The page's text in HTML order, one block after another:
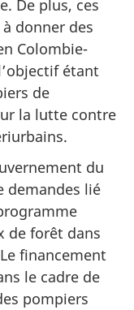
De plus, ces
donner des
Colombie-
étant
de
la lutte contre
du
demandes lié
de forêt dans
financement
le cadre de
pompiers